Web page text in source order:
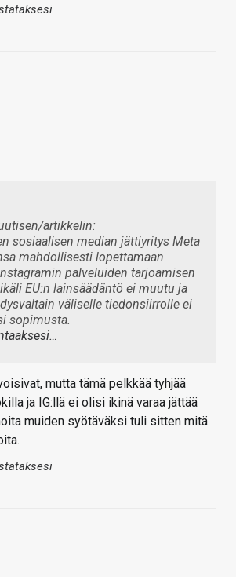
artikkelin:
sosiaalisen median jättiyritys Meta
mahdollisesti lopettamaan
palveluiden tarjoamisen
EU:n lainsäädäntö ei muutu ja
väliselle tiedonsiirrolle ei
sopimusta.
mutta tämä pelkkää tyhjää
ja IG:llä ei olisi ikinä varaa jättää
muiden syötäväksi tuli sitten mitä